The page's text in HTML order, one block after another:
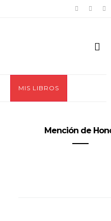
MIS LIBROS
Mención de